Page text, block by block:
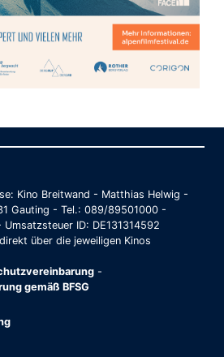
Kino Breitwand - Matthias Helwig -
Gauting - Tel.: 089/89501000 -
ID: DE131314592
über die jeweiligen Kinos
-
gemäß BFSG